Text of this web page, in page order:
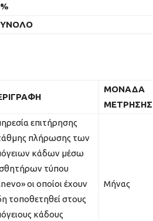
ΜΟΝΑΔΑ
ΜΕΤΡΗΣΗΣ
επιτήρησης
πλήρωσης των
κάδων μέσω
τύπου
οι οποίοι έχουν
τοποθετηθεί στους
κάδους
Μήνας